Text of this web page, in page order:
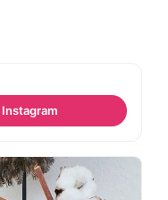
Instagram